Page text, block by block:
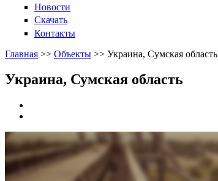
Новости
Скачать
Контакты
Главная >> Объекты >> Украина, Сумская область
Украина, Сумская область